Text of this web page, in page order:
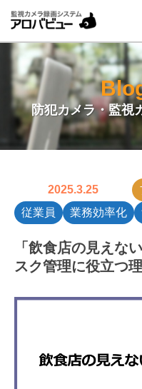
防犯カメラ・監視
2025.3.25
従業員
業務効率化
「飲食店の見えな
スク管理に役立つ